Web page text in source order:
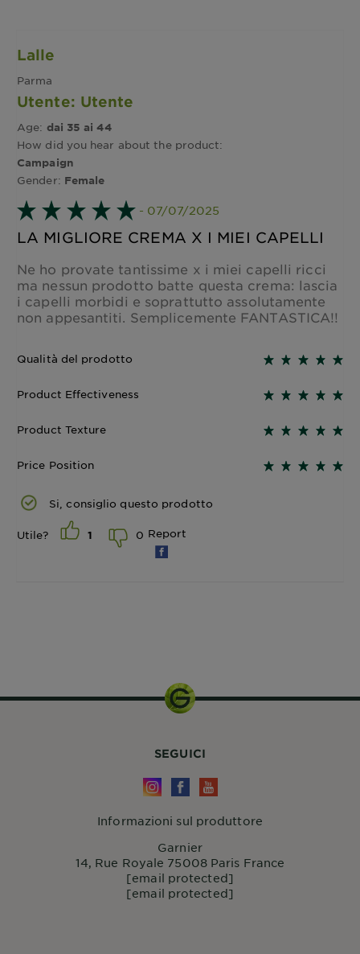
Lalle
Parma
Utente: Utente
Age: dai 35 ai 44
How did you hear about the product:
Campaign
Gender: Female
- 07/07/2025
LA MIGLIORE CREMA X I MIEI CAPELLI
Ne ho provate tantissime x i miei capelli ricci
ma nessun prodotto batte questa crema: lascia
i capelli morbidi e soprattutto assolutamente
non appesantiti. Semplicemente FANTASTICA!!
Qualità del prodotto
Product Effectiveness
Product Texture
Price Position
Si, consiglio questo prodotto
Utile? 1 0 Report
SEGUICI
Informazioni sul produttore
Garnier
14, Rue Royale 75008 Paris France
[email protected]
[email protected]